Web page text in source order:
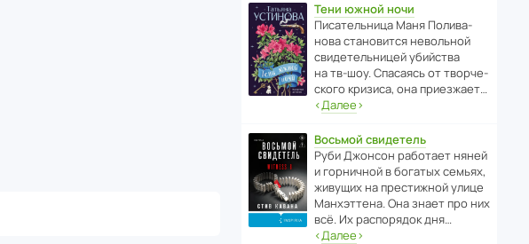
Тени южной ночи
Писа­тель­ница Маня Поли­ва­
нова стано­вится невольной
свиде­тель­ницей убийства
на тв-шоу. Спасаясь от твор­че­
с­кого кризиса, она приезжает…
‹Далее›
Восьмой свидетель
Руби Джонсон рабо­тает няней
и горни­чной в богатых семьях,
живущих на прес­ти­жной улице
Манх­эт­тена. Она знает про них
всё. Их распо­рядок дня…
‹Далее›